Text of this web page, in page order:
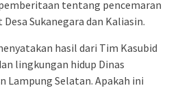
tentang pencemaran
Sukanegara dan Kaliasin.
hasil dari Tim Kasubid
lingkungan hidup Dinas
Lampung Selatan. Apakah ini